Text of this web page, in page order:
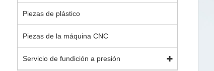
Piezas de plástico
Piezas de la máquina CNC
Servicio de fundición a presión